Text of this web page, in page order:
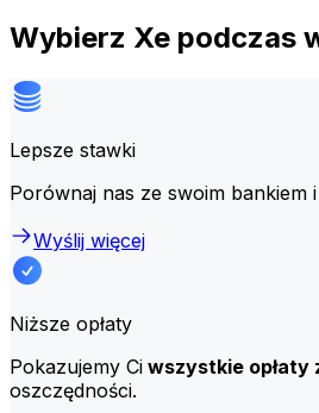
Wybierz Xe podczas
Lepsze stawki
Porównaj nas ze swoim bankiem
Wyślij więcej
Niższe opłaty
Pokazujemy Ci wszystkie opłaty
oszczędności.